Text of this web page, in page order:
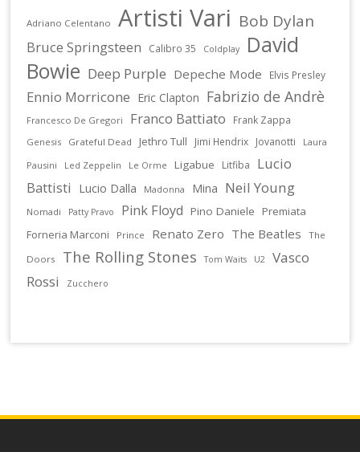
Adriano Celentano Artisti Vari Bob Dylan
Bruce Springsteen Calibro 35 Coldplay
David
Bowie Deep Purple Depeche Mode Elvis Presley
Ennio Morricone Eric Clapton Fabrizio de Andrè
Francesco De Gregori Franco Battiato Frank Zappa
Genesis Grateful Dead Jethro Tull Jimi Hendrix Jovanotti
Laura
Pausini
Led Zeppelin Le Orme Ligabue Litfiba
Lucio
Battisti
Lucio Dalla Madonna Mina Neil Young
Nomadi Patty Pravo Pink Floyd Pino Daniele
Premiata
Forneria Marconi
Prince Renato Zero The Beatles
The
Doors
The Rolling Stones Tom Waits U2
Vasco
Rossi
Zucchero